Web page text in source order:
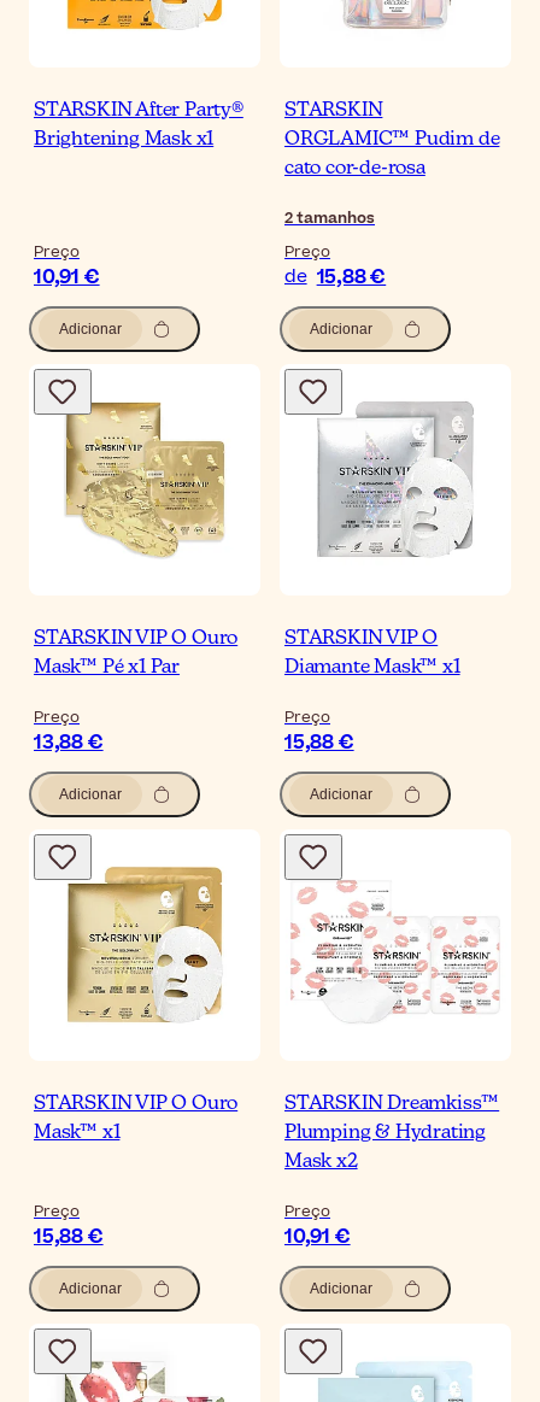
STARSKIN After Party®
Brightening Mask x1
Preço
10,91 €
Adicionar
STARSKIN
ORGLAMIC™ Pudim de
cato cor-de-rosa
2tamanhos
Preço
de 15,88 €
Adicionar
STARSKIN VIP O Ouro
Mask™ Pé x1 Par
Preço
13,88 €
Adicionar
STARSKIN VIP O
Diamante Mask™ x1
Preço
15,88 €
Adicionar
STARSKIN VIP O Ouro
Mask™ x1
Preço
15,88 €
Adicionar
STARSKIN Dreamkiss™
Plumping & Hydrating
Mask x2
Preço
10,91 €
Adicionar